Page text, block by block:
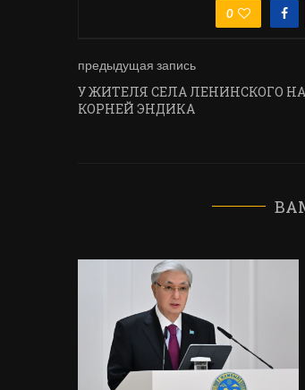
0
предыдущая запись
У ЖИТЕЛЯ СЕЛА ЛЕНИНСКОГО
КОРНЕЙ ЭНДИКА